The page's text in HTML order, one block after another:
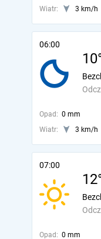
Wiatr:
3 km/h
06:00
Opad: 0 mm
Wiatr:
3 km/h
07:00
Opad: 0 mm